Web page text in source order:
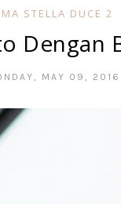
STELLA DUCE 2
Dengan
MAY 09, 2016